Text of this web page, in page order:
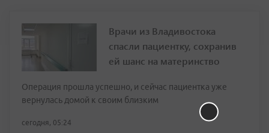
Врачи из Владивостока
спасли пациентку, сохранив
ей шанс на материнство
Операция прошла успешно, и сейчас пациентка уже
вернулась домой к своим близким
сегодня, 05:24